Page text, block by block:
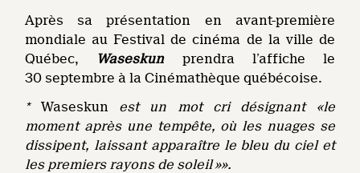
Après sa présentation en avant-première
mondiale au Festival de cinéma de la ville de
Québec, Waseskunprendra l’affiche le
30 septembre à la Cinémathèque québécoise.
*Waseskun est un mot cri désignant «le
moment après une tempête, où les nuages se
dissipent, laissant apparaître le bleu du ciel et
les premiers rayons de soleil »».